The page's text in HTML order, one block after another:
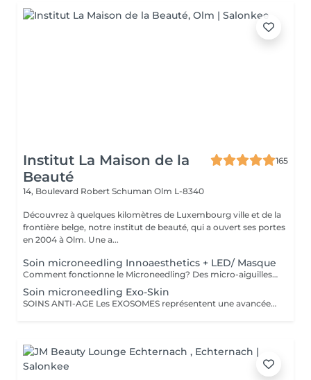
Institut La Maison de la
Beauté
165
14, Boulevard Robert Schuman Olm L-8340
Découvrez à quelques kilomètres de Luxembourg ville et de la
frontière belge, notre institut de beauté, qui a ouvert ses portes
en 2004 à Olm. Une a...
Soin microneedling Innoaesthetics + LED/ Masque
Comment fonctionne le Microneedling? Des micro-aiguilles pénètrent la couche superficielle de la peau pour stimuler le processus de régénération cellulaire. Ce traitement stimule la peau de l'intérieur sans l'agresser. Les actifs utilisés (acide hyaluronique, vitamines, etc.) pénètrent ainsi plus profondément pour des résultats renforcés. Le Microneedling améliore visiblement la texture de la peau et atténue les rides et ridules. Les cicatrices d'acné et marques cutanées s'estompent et les pores dilatés resserrés. Enfin il ravive l'éclat du teint. Résultats - Peau plus lisse et plus ferme - Teint unifié et lumineux - Résultats visibles dès les premières séances - Convient à tous les types de peau Seule ou a combiner avec un autre soin visage au choix
Soin microneedling Exo-Skin
SOINS ANTI-AGE Les EXOSOMES représentent une avancée majeure en soins anti-âge. Basés sur les découvertes les plus récentes en médecine esthétique, ce traitement favorise la régénération et la réparation cutanée pour une peau visiblement plus jeune, ferme et éclatante. Ils offrent des avantages sans précédent pour le rajeunissement et la réparation de la peau. Soin EXO-SKIN Les premiers résultats sont visibles dès la première séance. Pour prolonger et optimiser les effets, il est conseillé d'effectuer une cure annuelle de 3 séances, espacées de 21 jours, afin de stimuler intensément la régénération cutanée et de redonner à la peau tout son éclat et sa jeunesse. BENEFICES Observés : - Atténue les rides et ridules - Restaure les tissus cutanés - Améliore la texture et l'éclat de la peau - Effet Glow